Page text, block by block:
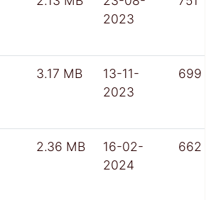
2023
3.17 MB
13-11-
2023
699
2.36 MB
16-02-
2024
662